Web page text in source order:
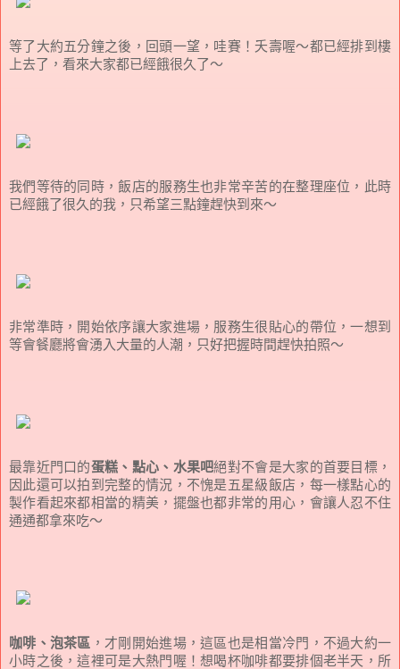
等了大約五分鐘之後，回頭一望，哇賽！夭壽喔～都已經排到樓
上去了，看來大家都已經餓很久了～
我們等待的同時，飯店的服務生也非常辛苦的在整理座位，此時
已經餓了很久的我，只希望三點鐘趕快到來～
非常準時，開始依序讓大家進場，服務生很貼心的帶位，一想到
等會餐廳將會湧入大量的人潮，只好把握時間趕快拍照～
最靠近門口的蛋糕、點心、水果吧絕對不會是大家的首要目標，
因此還可以拍到完整的情況，不愧是五星級飯店，每一樣點心的
製作看起來都相當的精美，擺盤也都非常的用心，會讓人忍不住
通通都拿來吃～
咖啡、泡茶區 ，才剛開始進場，這區也是相當冷門，不過大約一
小時之後，這裡可是大熱門喔！想喝杯咖啡都要排個老半天，所